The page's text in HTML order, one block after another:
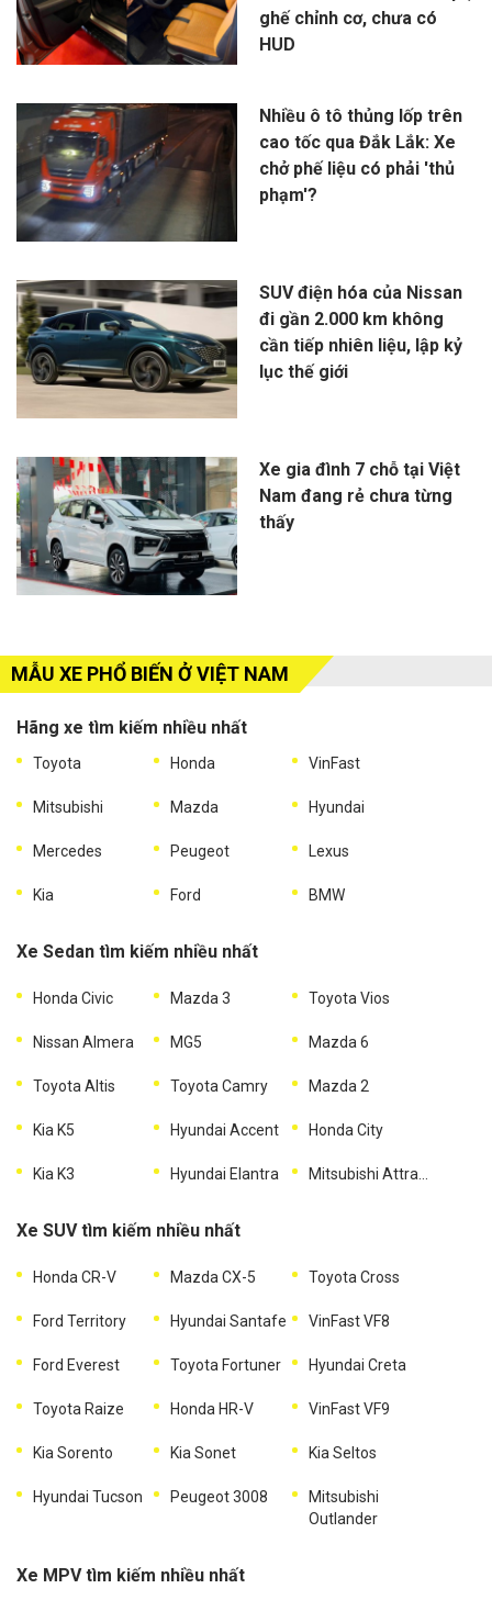
ghế chỉnh cơ, chưa có
HUD
Nhiều ô tô thủng lốp trên
cao tốc qua Đắk Lắk: Xe
chở phế liệu có phải 'thủ
phạm'?
SUV điện hóa của Nissan
đi gần 2.000 km không
cần tiếp nhiên liệu, lập kỷ
lục thế giới
Xe gia đình 7 chỗ tại Việt
Nam đang rẻ chưa từng
thấy
MẪU XE PHỔ BIẾN Ở VIỆT NAM
Hãng xe tìm kiếm nhiều nhất
Toyota Honda VinFast
Mitsubishi Mazda Hyundai
Mercedes Peugeot Lexus
Kia Ford BMW
Xe Sedan tìm kiếm nhiều nhất
Honda Civic Mazda 3 Toyota Vios
Nissan Almera MG5 Mazda 6
Toyota Altis Toyota Camry Mazda 2
Kia K5 Hyundai Accent Honda City
Kia K3 Hyundai Elantra
Xe SUV tìm kiếm nhiều nhất
Honda CR-V Mazda CX-5 Toyota Cross
Ford Territory Hyundai Santafe VinFast VF8
Ford Everest Toyota Fortuner Hyundai Creta
Toyota Raize Honda HR-V VinFast VF9
Kia Sorento Kia Sonet Kia Seltos
Hyundai Tucson Peugeot 3008
Mitsubishi
Outlander
Xe MPV tìm kiếm nhiều nhất